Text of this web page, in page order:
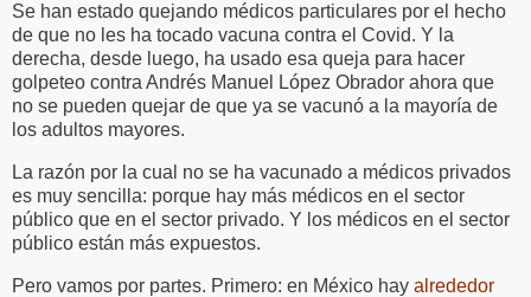
Se han estado quejando médicos particulares por el hecho
de que no les ha tocado vacuna contra el Covid. Y la
derecha, desde luego, ha usado esa queja para hacer
golpeteo contra Andrés Manuel López Obrador ahora que
no se pueden quejar de que ya se vacunó a la mayoría de
los adultos mayores.
La razón por la cual no se ha vacunado a médicos privados
es muy sencilla: porque hay más médicos en el sector
público que en el sector privado. Y los médicos en el sector
público están más expuestos.
Pero vamos por partes. Primero: en México hay alrededor